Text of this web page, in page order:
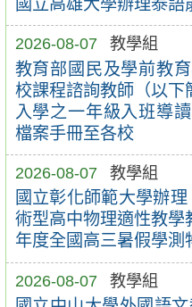
國立高雄大學辦理泰
2026-08-07
教學組
教育部國民及學前教
校課程諮詢教師（以
入學之一年級入班導
檔案手冊至各校
2026-08-07
教學組
國立彰化師範大學辦
術型高中物理適性教
年度全國高三暑假學測
2026-08-07
教學組